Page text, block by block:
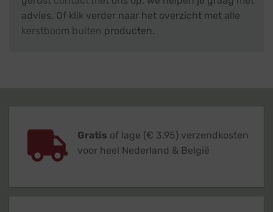
advies. Of klik verder naar het overzicht met alle
kerstboom buiten producten.
Gratis of lage (€ 3,95) verzendkosten
voor heel Nederland & België